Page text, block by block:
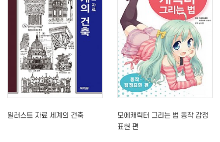
일러스트 자료 세계의 건축
모에캐릭터 그리는 법 동작 감정
표현 편